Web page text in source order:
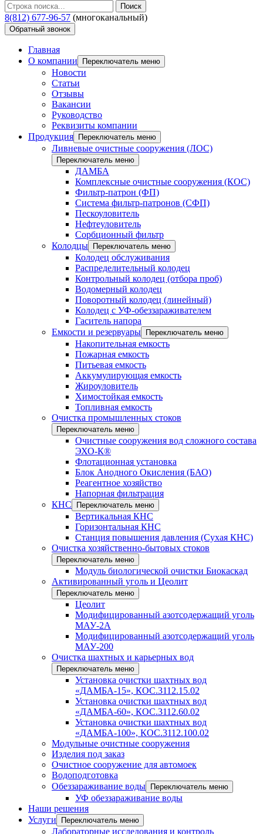
Поиск
8(812) 677-96-57 (многоканальный)
Обратный звонок
Главная
О компании
Переключатель меню
Новости
Статьи
Отзывы
Вакансии
Руководство
Реквизиты компании
Продукция
Переключатель меню
Ливневые очистные сооружения (ЛОС)
Переключатель меню
ДАМБА
Комплексные очистные сооружения (КОС)
Фильтр-патрон (ФП)
Система фильтр-патронов (СФП)
Пескоуловитель
Нефтеуловитель
Сорбционный фильтр
Колодцы
Переключатель меню
Колодец обслуживания
Распределительный колодец
Контрольный колодец (отбора проб)
Водомерный колодец
Поворотный колодец (линейный)
Колодец с УФ-обеззараживателем
Гаситель напора
Емкости и резервуары
Переключатель меню
Накопительная емкость
Пожарная емкость
Питьевая емкость
Аккумулирующая емкость
Жироуловитель
Химостойкая емкость
Топливная емкость
Очистка промышленных стоков
Переключатель меню
Очистные сооружения вод сложного состава
ЭХО-К®
Флотационная установка
Блок Анодного Окисления (БАО)
Реагентное хозяйство
Напорная фильтрация
КНС
Переключатель меню
Вертикальная КНС
Горизонтальная КНС
Станция повышения давления (Сухая КНС)
Очистка хозяйственно-бытовых стоков
Переключатель меню
Модуль биологической очистки Биокаскад
Активированный уголь и Цеолит
Переключатель меню
Цеолит
Модифицированный азотсодержащий уголь
МАУ-2А
Модифицированный азотсодержащий уголь
МАУ-200
Очистка шахтных и карьерных вод
Переключатель меню
Установка очистки шахтных вод
«ДАМБА-15», КОС.3112.15.02
Установка очистки шахтных вод
«ДАМБА-60», КОС.3112.60.02
Установка очистки шахтных вод
«ДАМБА-100», КОС.3112.100.02
Модульные очистные сооружения
Изделия под заказ
Очистное сооружение для автомоек
Водоподготовка
Обеззараживание воды
Переключатель меню
УФ обеззараживание воды
Наши решения
Услуги
Переключатель меню
Лабораторные исследования и контроль